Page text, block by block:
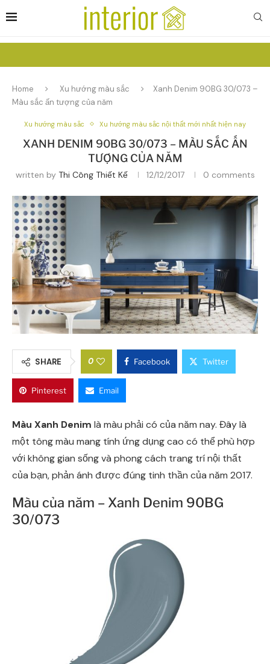
Home Xu hướng màu sắc
Xanh Denim 90BG 30/073 –
Màu sắc ấn tượng của năm
Xu hướng màu sắc Xu hướng màu sắc nội thất mới nhất hiện nay
XANH DENIM 90BG 30/073 – MÀU SẮC ẤN
TƯỢNG CỦA NĂM
written by Thi Công Thiết Kế 12/12/2017 0 comments
SHARE 0 Facebook Twitter
Pinterest Email
Màu Xanh Denim là màu phải có của năm nay. Đây là
một tông màu mang tính ứng dụng cao có thể phù hợp
với không gian sống và phong cách trang trí nội thất
của bạn, phản ánh được đúng tinh thần của năm 2017.
Màu của năm – Xanh Denim 90BG
30/073